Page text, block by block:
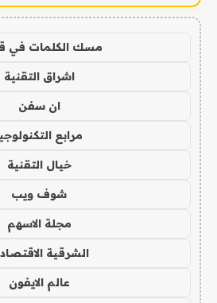
مسك الكلمات في
اشراق التقنية
ان سفن
مرابع
خيال التقنية
شوف ويب
مجلة الاسهم
الشرقية
عالم الايفون